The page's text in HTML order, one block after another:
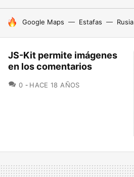
HOY SE HABLA DE
Google Maps Estafas Rusia
JS-Kit permite imágenes
en los comentarios
0 COMENTARIOS
HACE 18 AÑOS